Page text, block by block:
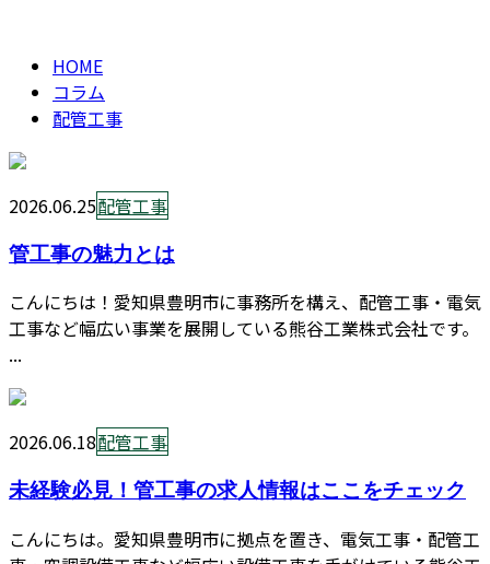
HOME
コラム
配管工事
2026.06.25配管工事
管工事の魅力とは
こんにちは！愛知県豊明市に事務所を構え、配管工事・電気
工事など幅広い事業を展開している熊谷工業株式会社です。
...
2026.06.18配管工事
未経験必見！管工事の求人情報はここをチェック
こんにちは。愛知県豊明市に拠点を置き、電気工事・配管工